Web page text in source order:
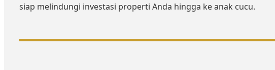
siap melindungi investasi properti Anda hingga ke anak cucu.